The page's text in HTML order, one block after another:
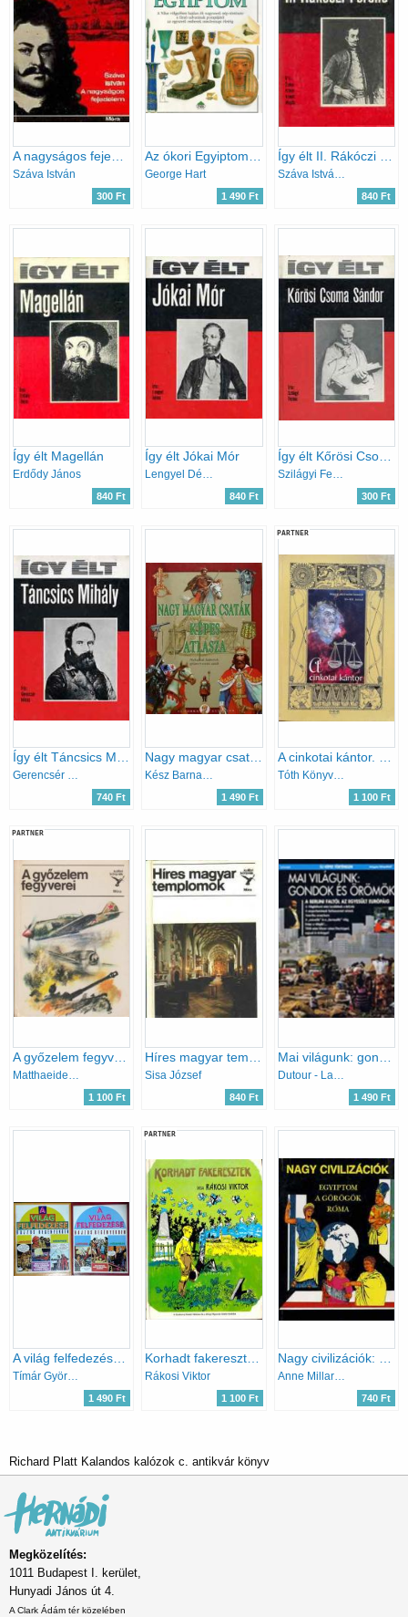
Száva István
300 Ft
George Hart
1 490 Ft 840 Ft
Így élt Magellán
Erdődy János
840 Ft
Így élt Jókai Mór
Lengyel Dénes
840 Ft
Így élt Kőrösi Csoma Sándor
Szilágyi Ferenc
300 Ft
740 Ft 1 490 Ft
PARTNER
Tóth Könyvkereskedés
1 100 Ft
PARTNER
A győzelem fegyverei (kolibri könyvek)
Matthaeidesz Konrád
1 100 Ft
Híres magyar templomok (Kolibri Könyvek)
Sisa József
840 Ft
Mai világunk: gondok és örömök – A berlini faltól az Egyesült Európáig - (Új képes történelem)
Dutour - Landy - Rutigliano - Wolikow
1 490 Ft
Tímár György (ford.)
1 490 Ft
PARTNER
Rákosi Viktor
1 100 Ft
Anne Millard; Anton Powell; Simon James
740 Ft
Richard Platt Kalandos kalózok c. antikvár könyv
Megközelítés:
1011 Budapest I. kerület,
Hunyadi János út 4.
A Clark Ádám tér közelében